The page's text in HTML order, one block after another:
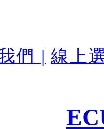
們 | 線上